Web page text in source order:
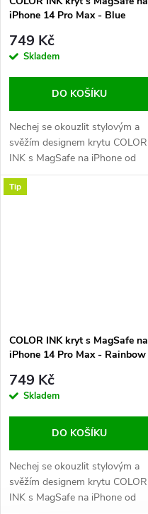
iPhone 14 Pro Max - Blue
749 Kč
Skladem
DO KOŠÍKU
Nechej se okouzlit stylovým a
svěžím designem krytu COLOR
INK s MagSafe na iPhone od
české značky COVEREON! Už
žádné nudné a obyčejné kryty,
Tip
COLOR INK kryt s MagSafe na
iPhone 14 Pro Max - Rainbow
749 Kč
Skladem
DO KOŠÍKU
Nechej se okouzlit stylovým a
svěžím designem krytu COLOR
INK s MagSafe na iPhone od